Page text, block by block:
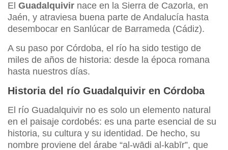
El Guadalquivir nace en la Sierra de Cazorla, en
Jaén, y atraviesa buena parte de Andalucía hasta
desembocar en Sanlúcar de Barrameda (Cádiz).
A su paso por Córdoba, el río ha sido testigo de
miles de años de historia: desde la época romana
hasta nuestros días.
Historia del río Guadalquivir en Córdoba
El río Guadalquivir no es solo un elemento natural
en el paisaje cordobés: es una parte esencial de su
historia, su cultura y su identidad. De hecho, su
nombre proviene del árabe “al-wādi al-kabīr”, que